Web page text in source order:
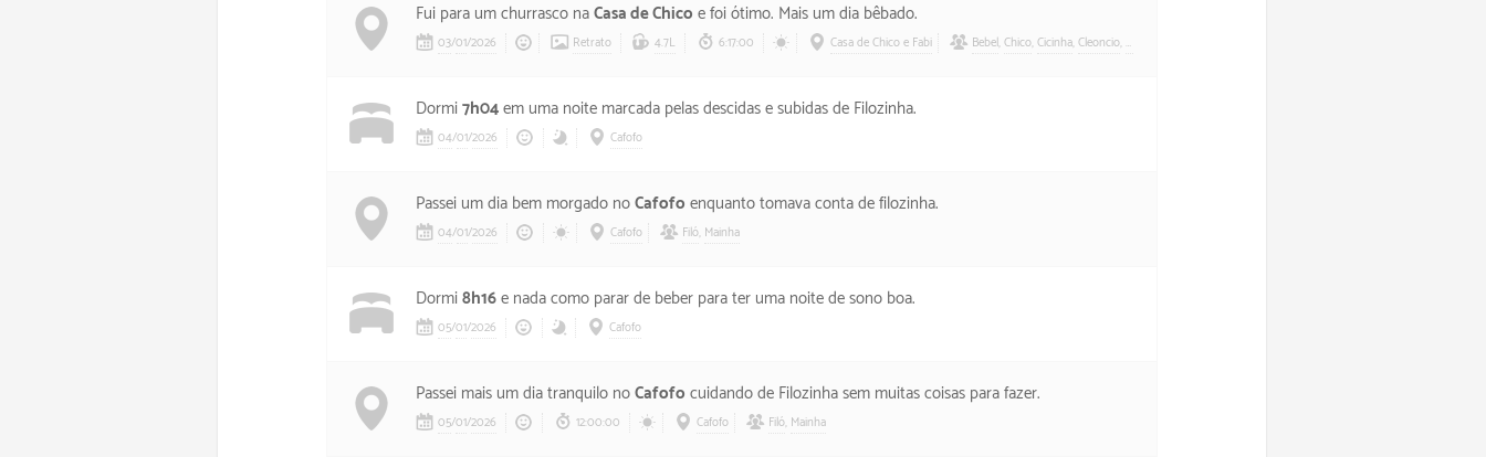
Fui para um churrasco naCasa de Chico e foi ótimo. Mais um dia bêbado.
03/01/2026 Retrato 4.7L 6:17:00 Casa de Chico e Fabi Bebel Chico Cicinha Cleoncio Dandan
Dormi7h04em uma noite marcada pelas descidas e subidas de Filozinha.
04/01/2026 Cafofo
Passei um dia bem morgado noCafofo enquanto tomava conta de filozinha.
04/01/2026 Cafofo Filó Mainha
Dormi8h16e nada como parar de beber para ter uma noite de sono boa.
05/01/2026 Cafofo
Passei mais um dia tranquilo noCafofo cuidando de Filozinha sem muitas coisas para fazer.
05/01/2026 12:00:00 Cafofo Filó Mainha